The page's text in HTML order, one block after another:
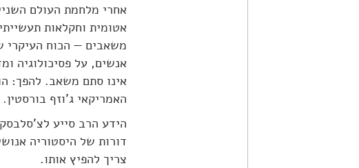
אחרי מלחמת העולם
אטומית וחקלאות
משאבים — הכוח העיקרי
אנשים, על פסיכולוגיה
אינו סתם משאב. להפך:
האמריקאי ג'וזף
הידע הרב סייע
דורות של היסטוריה
צריך להפיץ אותו.